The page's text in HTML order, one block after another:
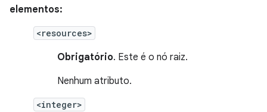
elementos:
<resources>
Obrigatório. Este é o nó raiz.
Nenhum atributo.
<integer>